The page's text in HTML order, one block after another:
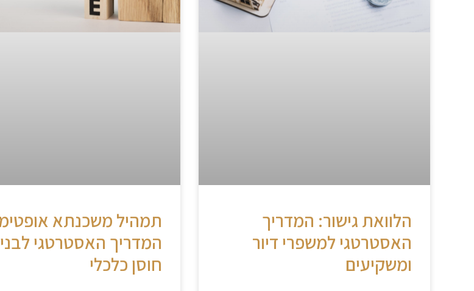
הלוואת גישור: המדריך
האסטרטגי למשפרי דיור
ומשקיעים
תמהיל משכנתא
המדריך האסטרטגי
חוסן כלכלי